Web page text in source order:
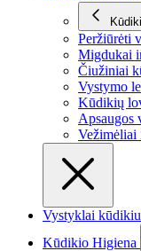
Peržiūrėti
Migdukai
Čiužiniai
Vystymo
Kūdikių
Apsaugos
Vežimėliai
Vystyklai
Kūdikio Higiena